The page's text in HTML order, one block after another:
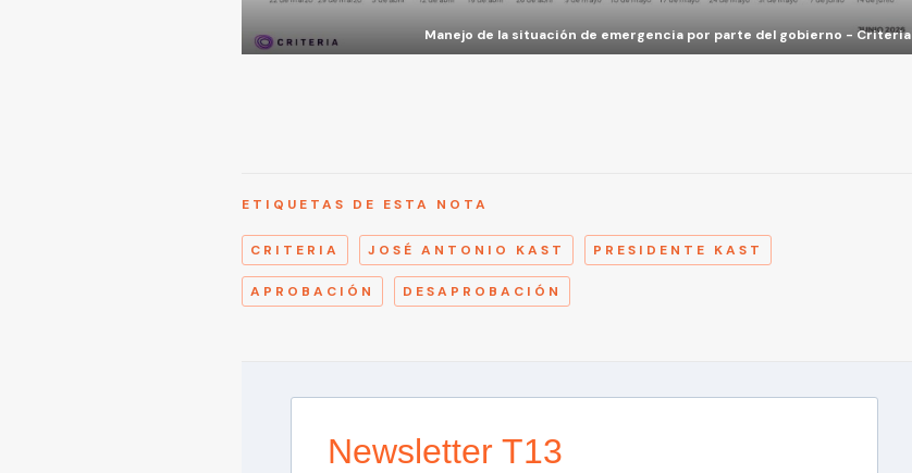
Manejo de la situación de emergencia por parte del gobierno - Criteria
ETIQUETAS DE ESTA NOTA
CRITERIA JOSÉ ANTONIO KAST PRESIDENTE KAST
APROBACIÓN DESAPROBACIÓN
Newsletter T13